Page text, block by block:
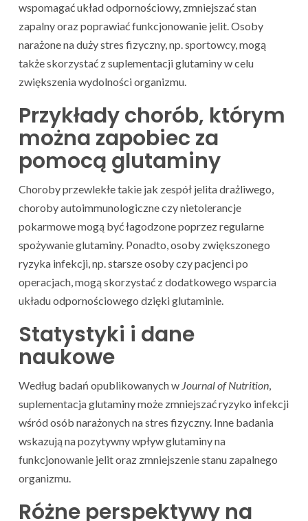
wspomagać układ odpornościowy, zmniejszać stan
zapalny oraz poprawiać funkcjonowanie jelit. Osoby
narażone na duży stres fizyczny, np. sportowcy, mogą
także skorzystać z suplementacji glutaminy w celu
zwiększenia wydolności organizmu.
Przykłady chorób, którym
można zapobiec za
pomocą glutaminy
Choroby przewlekłe takie jak zespół jelita drażliwego,
choroby autoimmunologiczne czy nietolerancje
pokarmowe mogą być łagodzone poprzez regularne
spożywanie glutaminy. Ponadto, osoby zwiększonego
ryzyka infekcji, np. starsze osoby czy pacjenci po
operacjach, mogą skorzystać z dodatkowego wsparcia
układu odpornościowego dzięki glutaminie.
Statystyki i dane
naukowe
Według badań opublikowanych w Journal of Nutrition,
suplementacja glutaminy może zmniejszać ryzyko infekcji
wśród osób narażonych na stres fizyczny. Inne badania
wskazują na pozytywny wpływ glutaminy na
funkcjonowanie jelit oraz zmniejszenie stanu zapalnego
organizmu.
Różne perspektywy na